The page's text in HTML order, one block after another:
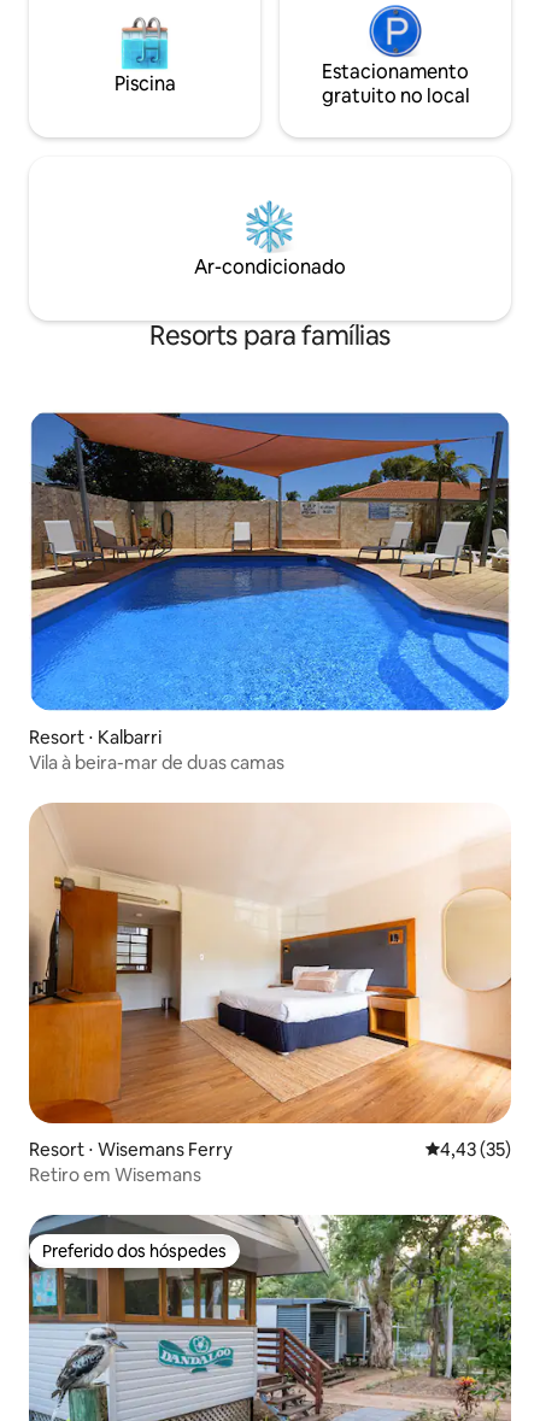
entre jardins tropicais, o resort oferece
piscinas aquecidas, spa, sauna, áreas
para churrasco e quadra de tênis para o
deleite de todos. Venha experimentar
garantimos que você vai querer voltar.
Piscina
Estacionamento
gratuito no local
Ar-condicionado
Resorts para famílias
Resort ⋅ Kalbarri
Vila à beira-mar de duas camas
Resort ⋅ Wisemans Ferry 4,43 de uma
4,43 (35)
Retiro em Wisemans
Preferido dos hóspedes
Preferido dos hóspedes